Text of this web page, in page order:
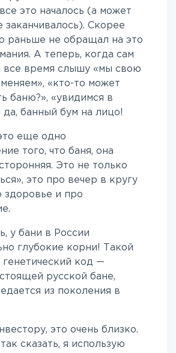
это началось (а может
заканчивалось). Скорее
раньше не обращал на это
А теперь, когда сам
все время слышу «мы свою
«кто-то может
баню?», «увидимся в
да, банный бум на лицо!
еще одно
того, что баня, она
Это не только
это про вечер в кругу
здоровье и про
у бани в России
глубокие корни! Такой
генетический код —
русской бане,
из поколения в
это очень близко.
сказать, я использую